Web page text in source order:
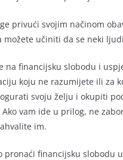
privući svojim načinom
učiniti da se neki
na financijsku slobodu i
koju ne razumijete ili za
svoju želju i okupiti
vam ide u prilog, ne
im.
pronaći financijsku slobodu